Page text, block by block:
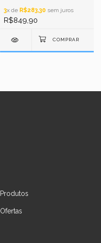
3x de R$283,30 sem juros
R$849,90
Produtos
Ofertas